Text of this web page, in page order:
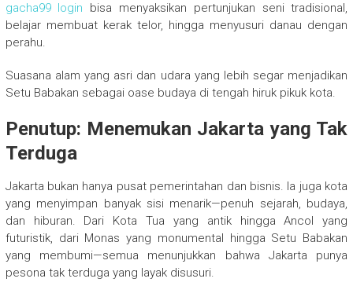
gacha99 login bisa menyaksikan pertunjukan seni tradisional,
belajar membuat kerak telor, hingga menyusuri danau dengan
perahu.
Suasana alam yang asri dan udara yang lebih segar menjadikan
Setu Babakan sebagai oase budaya di tengah hiruk pikuk kota.
Penutup: Menemukan Jakarta yang Tak
Terduga
Jakarta bukan hanya pusat pemerintahan dan bisnis. Ia juga kota
yang menyimpan banyak sisi menarik—penuh sejarah, budaya,
dan hiburan. Dari Kota Tua yang antik hingga Ancol yang
futuristik, dari Monas yang monumental hingga Setu Babakan
yang membumi—semua menunjukkan bahwa Jakarta punya
pesona tak terduga yang layak disusuri.